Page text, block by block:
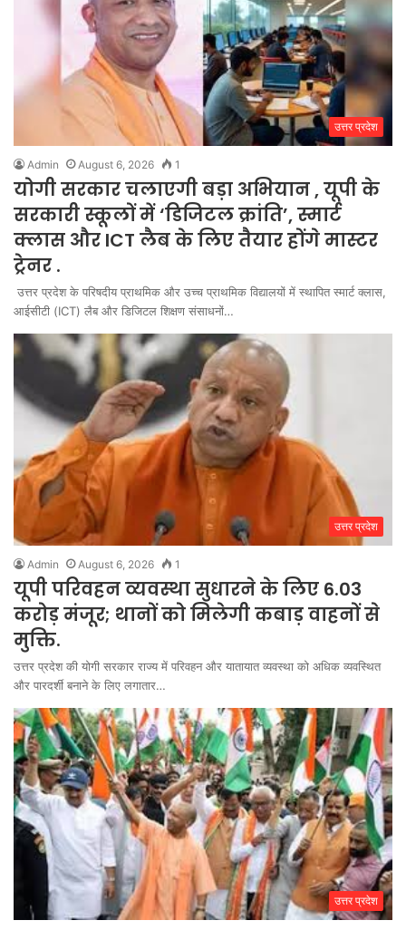
उत्तर प्रदेश
Admin August 6, 2026 1
योगी सरकार चलाएगी बड़ा अभियान , यूपी के
सरकारी स्कूलों में ‘डिजिटल क्रांति’, स्मार्ट
क्लास और ICT लैब के लिए तैयार होंगे मास्टर
ट्रेनर .
उत्तर प्रदेश के परिषदीय प्राथमिक और उच्च प्राथमिक विद्यालयों में स्थापित स्मार्ट क्लास,
आईसीटी (ICT) लैब और डिजिटल शिक्षण संसाधनों…
उत्तर प्रदेश
Admin August 6, 2026 1
यूपी परिवहन व्यवस्था सुधारने के लिए 6.03
करोड़ मंजूर; थानों को मिलेगी कबाड़ वाहनों से
मुक्ति.
उत्तर प्रदेश की योगी सरकार राज्य में परिवहन और यातायात व्यवस्था को अधिक व्यवस्थित
और पारदर्शी बनाने के लिए लगातार…
उत्तर प्रदेश